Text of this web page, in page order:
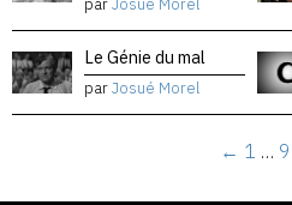
parJosué Morel
Le Génie du mal
parJosué Morel
← 1 … 9